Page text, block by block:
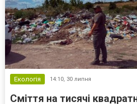
Екологія 14:10, 30 липня
Сміття на тисячі